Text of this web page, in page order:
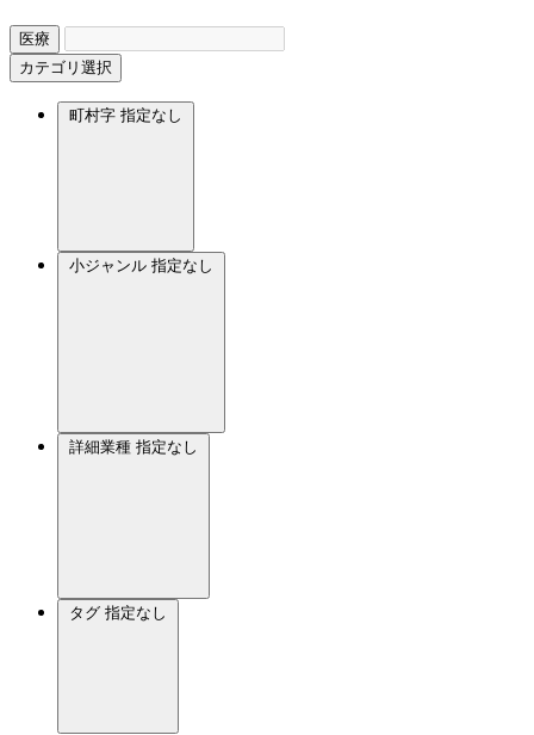
医療
カテゴリ選択
町村字 指定なし
小ジャンル 指定なし
詳細業種 指定なし
タグ 指定なし